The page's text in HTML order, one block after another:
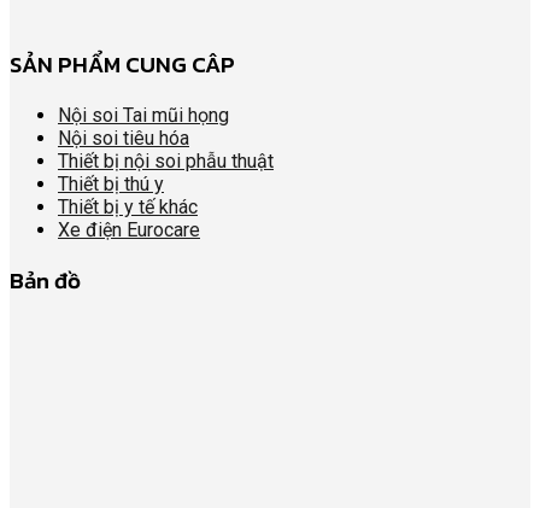
SẢN PHẨM CUNG CÂP
Nội soi Tai mũi họng
Nội soi tiêu hóa
Thiết bị nội soi phẫu thuật
Thiết bị thú y
Thiết bị y tế khác
Xe điện Eurocare
Bản đồ